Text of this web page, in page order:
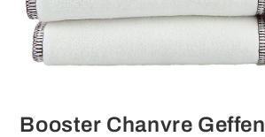
Booster Chanvre Geffen